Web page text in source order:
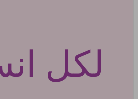
لكل